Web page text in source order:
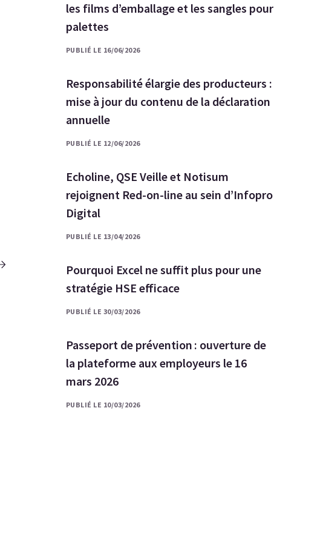
les films d’emballage et les sangles pour
palettes
PUBLIÉ LE 16/06/2026
Responsabilité élargie des producteurs :
mise à jour du contenu de la déclaration
annuelle
PUBLIÉ LE 12/06/2026
Echoline, QSE Veille et Notisum
rejoignent Red-on-line au sein d’Infopro
Digital
PUBLIÉ LE 13/04/2026
Pourquoi Excel ne suffit plus pour une
stratégie HSE efficace
PUBLIÉ LE 30/03/2026
Passeport de prévention : ouverture de
la plateforme aux employeurs le 16
mars 2026
PUBLIÉ LE 10/03/2026